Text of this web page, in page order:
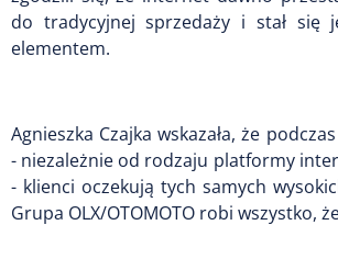
do tradycyjnej sprzedaży i stał się
elementem.
Agnieszka Czajka wskazała, że
- niezależnie od rodzaju platformy
- klienci oczekują tych samych
Grupa OLX/OTOMOTO robi wszystko,